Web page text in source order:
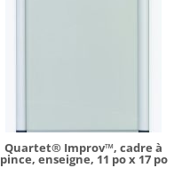
Quartet® Improv™, cadre à
pince, enseigne, 11 po x 17 po